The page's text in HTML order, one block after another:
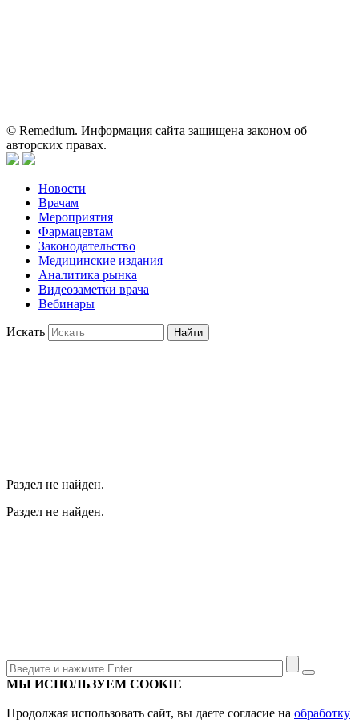
© Remedium. Информация сайта защищена законом об
авторских правах.
Новости
Врачам
Мероприятия
Фармацевтам
Законодательство
Медицинские издания
Аналитика рынка
Видеозаметки врача
Вебинары
Искать Найти
Раздел не найден.
Раздел не найден.
МЫ ИСПОЛЬЗУЕМ COOKIE
Продолжая использовать сайт, вы даете согласие на обработку